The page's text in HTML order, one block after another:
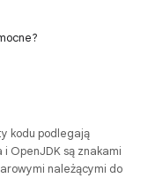
kodu podlegają
i OpenJDK są znakami
należącymi do